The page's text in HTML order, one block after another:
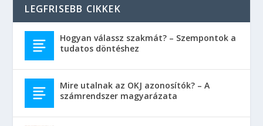
LEGFRISEBB CIKKEK
Hogyan válassz szakmát? – Szempontok a
tudatos döntéshez
Mire utalnak az OKJ azonosítók? – A
számrendszer magyarázata